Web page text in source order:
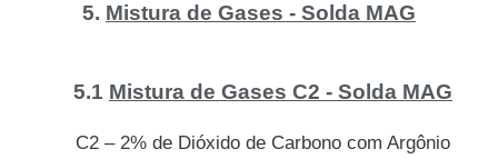
5. Mistura de Gases - Solda MAG
5.1 Mistura de Gases C2 - Solda MAG
C2 – 2% de Dióxido de Carbono com Argônio